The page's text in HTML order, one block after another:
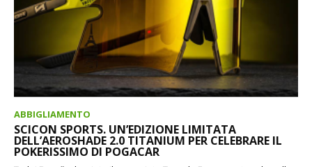
ABBIGLIAMENTO
SCICON SPORTS. UN’EDIZIONE LIMITATA
DELL’AEROSHADE 2.0 TITANIUM PER CELEBRARE IL
POKERISSIMO DI POGACAR